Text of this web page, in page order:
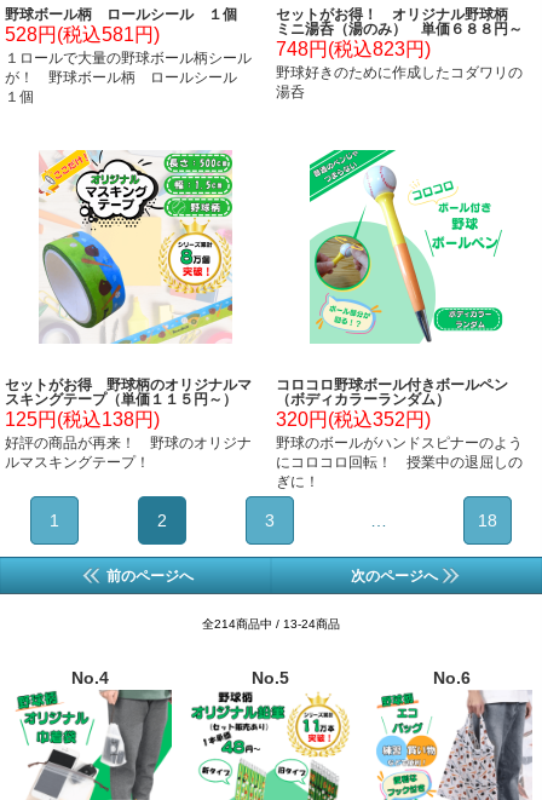
野球ボール柄 ロールシール １個
528円(税込581円)
１ロールで大量の野球ボール柄シール
が！ 野球ボール柄 ロールシール
１個
セットがお得！ オリジナル野球柄
ミニ湯呑（湯のみ） 単価６８８円～
748円(税込823円)
野球好きのために作成したコダワリの
湯呑
セットがお得 野球柄のオリジナルマ
スキングテープ（単価１１５円～）
125円(税込138円)
好評の商品が再来！ 野球のオリジナ
ルマスキングテープ！
コロコロ野球ボール付きボールペン
（ボディカラーランダム）
320円(税込352円)
野球のボールがハンドスピナーのよう
にコロコロ回転！ 授業中の退屈しの
ぎに！
1 2 3 … 18
前のページへ 次のページへ
全214商品中 / 13-24商品
No.4 No.5 No.6